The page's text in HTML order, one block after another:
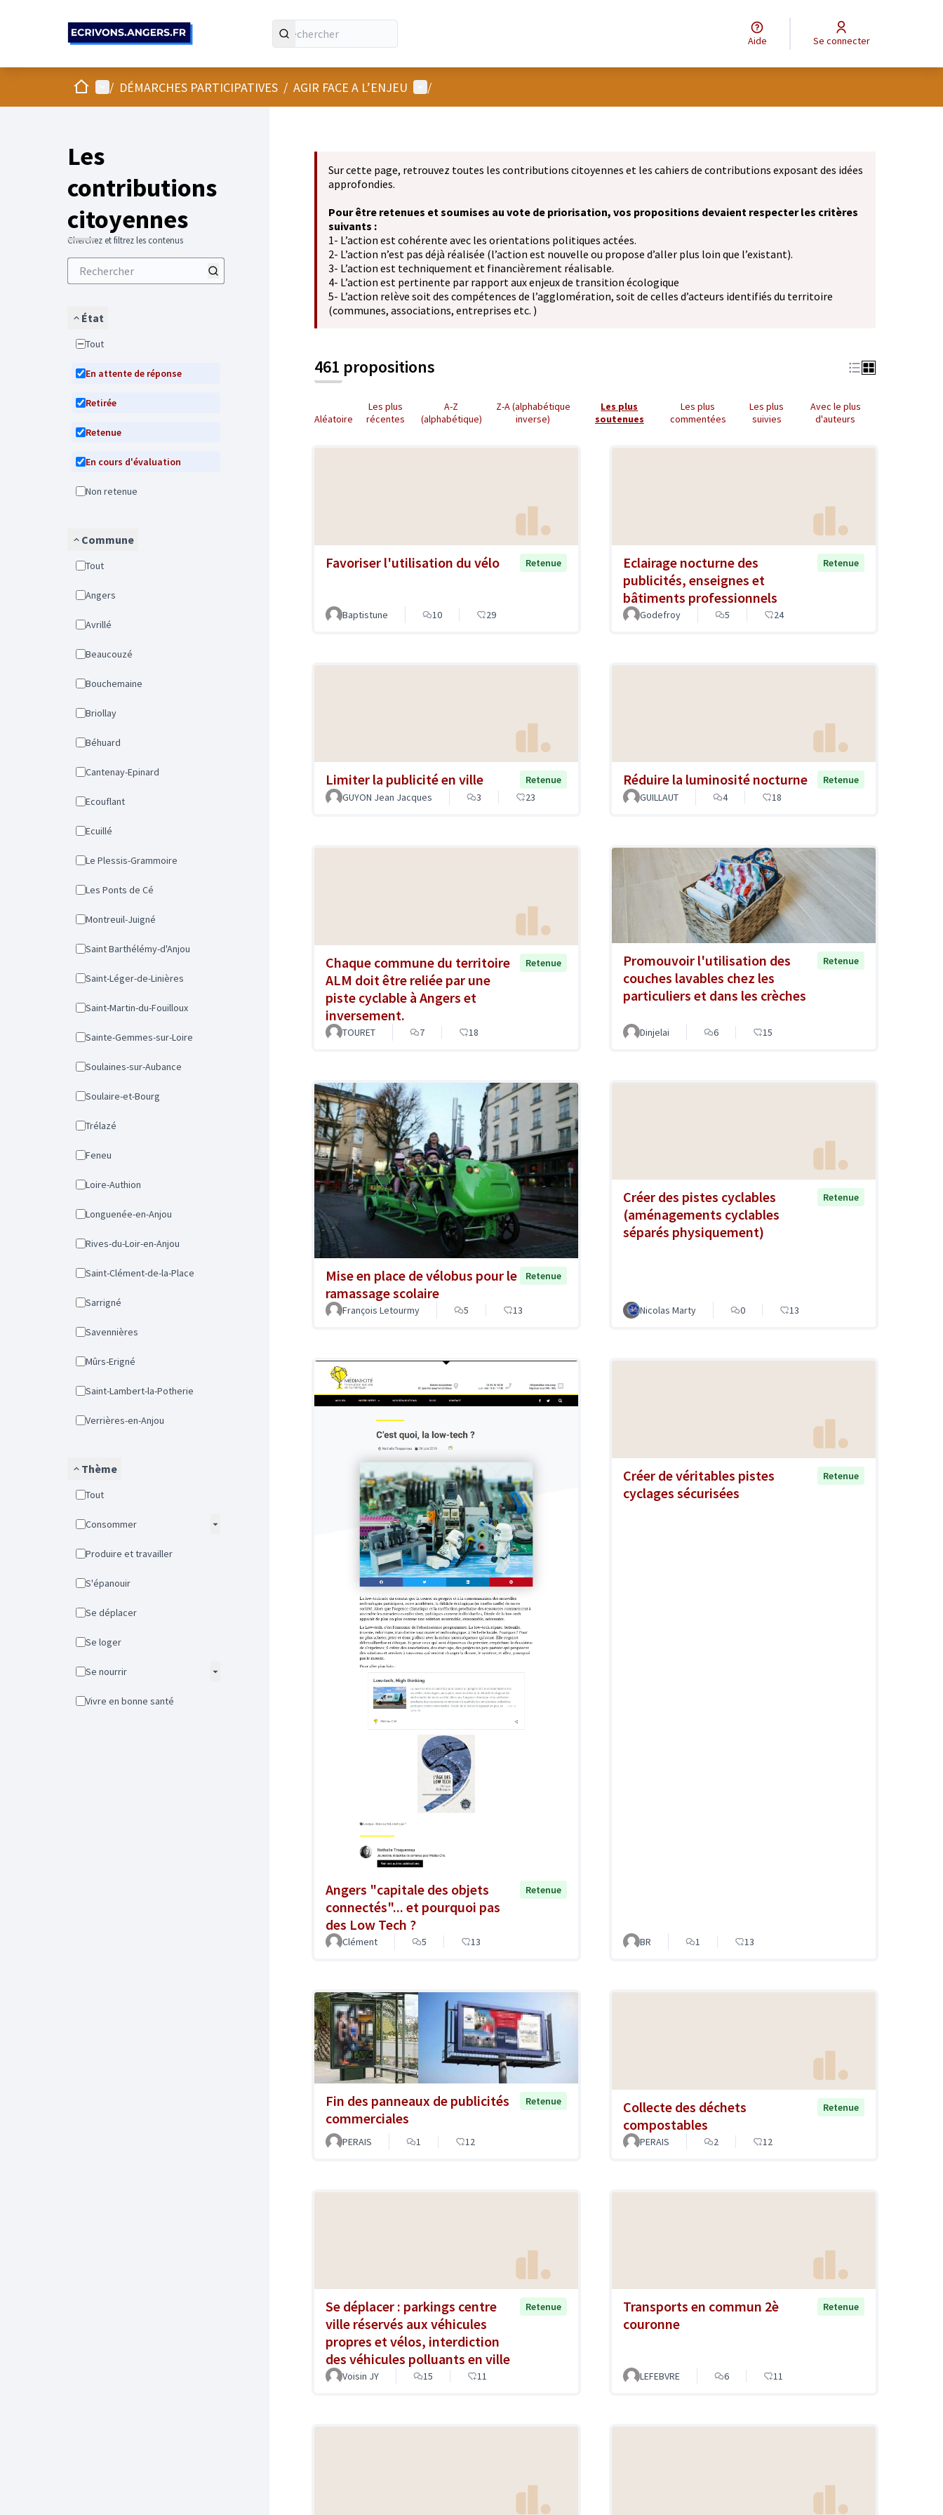
Aide Se connecter
AccueilMenu principal
/ DÉMARCHES PARTICIPATIVES / AGIR FACE A L’ENJEU Menu utilisateur
/
Les
contributions
citoyennes
Cherchez et filtrez les contenus
État
Tout
En attente de réponse
Retirée
Retenue
En cours d'évaluation
Non retenue
Commune
Tout
Angers
Avrillé
Beaucouzé
Bouchemaine
Briollay
Béhuard
Cantenay-Epinard
Ecouflant
Ecuillé
Le Plessis-Grammoire
Les Ponts de Cé
Montreuil-Juigné
Saint Barthélémy-d'Anjou
Saint-Léger-de-Linières
Saint-Martin-du-Fouilloux
Sainte-Gemmes-sur-Loire
Soulaines-sur-Aubance
Soulaire-et-Bourg
Trélazé
Feneu
Loire-Authion
Longuenée-en-Anjou
Rives-du-Loir-en-Anjou
Saint-Clément-de-la-Place
Sarrigné
Savennières
Mûrs-Erigné
Saint-Lambert-la-Potherie
Verrières-en-Anjou
Thème
Tout
Consommer
Produire et travailler
S'épanouir
Se déplacer
Se loger
Se nourrir
Vivre en bonne santé
Sur cette page, retrouvez toutes les contributions citoyennes et les cahiers de contributions exposant des idées
approfondies.
Pour être retenues et soumises au vote de priorisation, vos propositions devaient respecter les critères
suivants :
1- L’action est cohérente avec les orientations politiques actées.
2- L’action n’est pas déjà réalisée (l’action est nouvelle ou propose d’aller plus loin que l’existant).
3- L’action est techniquement et financièrement réalisable.
4- L’action est pertinente par rapport aux enjeux de transition écologique
5- L’action relève soit des compétences de l’agglomération, soit de celles d’acteurs identifiés du territoire
(communes, associations, entreprises etc. )
461 propositions
Aléatoire
Les plus
récentes
A-Z
(alphabétique)
Z-A (alphabétique
inverse)
Les plus
soutenues
Les plus
commentées
Les plus
suivies
Avec le plus
d'auteurs
Favoriser l'utilisation du vélo Retenue
Baptistune 10 29
Eclairage nocturne des
publicités, enseignes et
bâtiments professionnels
Retenue
Godefroy 5 24
Limiter la publicité en ville
Retenue
GUYON Jean Jacques
3 23
Réduire la luminosité nocturne
Retenue
GUILLAUT
4 18
Chaque commune du territoire
ALM doit être reliée par une
piste cyclable à Angers et
inversement.
Retenue
TOURET 7 18
Promouvoir l'utilisation des
couches lavables chez les
particuliers et dans les crèches
Retenue
Dinjelai 6 15
Mise en place de vélobus pour le
ramassage scolaire
Retenue
François Letourmy 5 13
Créer des pistes cyclables
(aménagements cyclables
séparés physiquement)
Retenue
Nicolas Marty 0 13
Angers "capitale des objets
connectés"... et pourquoi pas
des Low Tech ?
Retenue
Clément 5 13
Créer de véritables pistes
cyclages sécurisées
Retenue
BR 1 13
Fin des panneaux de publicités
commerciales
Retenue
PERAIS 1 12
Collecte des déchets
compostables
Retenue
PERAIS 2 12
Se déplacer : parkings centre
ville réservés aux véhicules
propres et vélos, interdiction
des véhicules polluants en ville
Retenue
Voisin JY 15 11
Transports en commun 2è
couronne
Retenue
LEFEBVRE 6 11